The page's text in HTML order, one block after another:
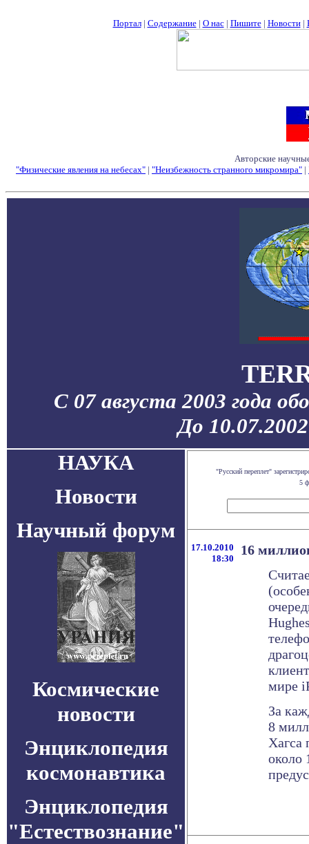
Портал| Содержание| О нас| Пишите| Новости|
Авторские
"Физические явления на небесах" | "Неизбежность странного микромира" |
С 07 августа 2003 года
До
НАУКА
Новости
Научный форум
Космические
новости
Энциклопедия
космонавтика
Энциклопедия
"Естествознание"
"Русский переплет"
5
17.10.2010
18:30
16
мире
За
8
Хагса
около